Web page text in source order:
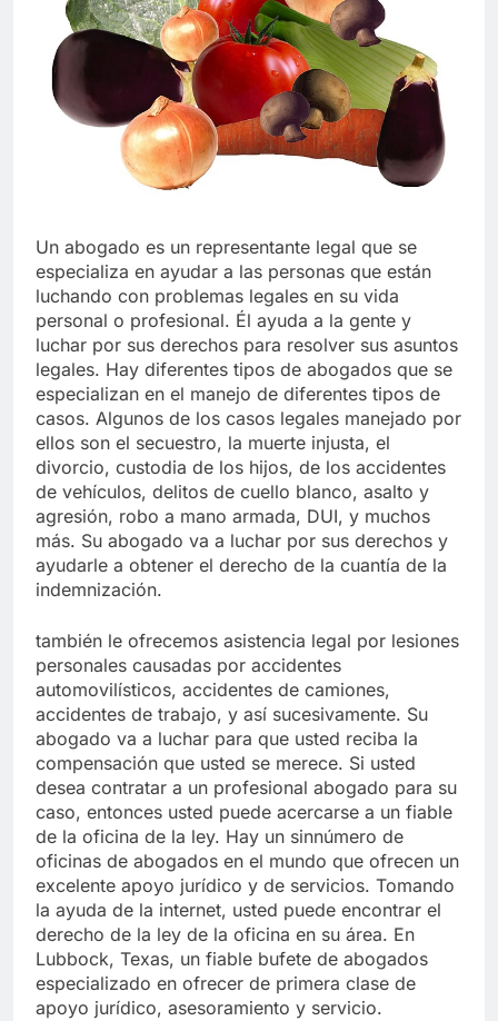
Libre
Crucero en México te
lleva a lugares
paranormales con
binoculares de visión
nocturna y reuniones de
secuestrados
7 Años Atrás
La Inteligencia Artificial
deepfake de Samsung
fabrica un clip de
movimiento desde una
7 Años Atrás
Un abogado es un representante legal que se
especializa en ayudar a las personas que están
luchando con problemas legales en su vida
personal o profesional. Él ayuda a la gente y
luchar por sus derechos para resolver sus asuntos
legales. Hay diferentes tipos de abogados que se
especializan en el manejo de diferentes tipos de
casos. Algunos de los casos legales manejado por
ellos son el secuestro, la muerte injusta, el
divorcio, custodia de los hijos, de los accidentes
de vehículos, delitos de cuello blanco, asalto y
agresión, robo a mano armada, DUI, y muchos
más. Su abogado va a luchar por sus derechos y
ayudarle a obtener el derecho de la cuantía de la
indemnización.
también le ofrecemos asistencia legal por lesiones
personales causadas por accidentes
automovilísticos, accidentes de camiones,
accidentes de trabajo, y así sucesivamente. Su
abogado va a luchar para que usted reciba la
compensación que usted se merece. Si usted
desea contratar a un profesional abogado para su
caso, entonces usted puede acercarse a un fiable
de la oficina de la ley. Hay un sinnúmero de
oficinas de abogados en el mundo que ofrecen un
excelente apoyo jurídico y de servicios. Tomando
la ayuda de la internet, usted puede encontrar el
derecho de la ley de la oficina en su área. En
Lubbock, Texas, un fiable bufete de abogados
especializado en ofrecer de primera clase de
apoyo jurídico, asesoramiento y servicio.